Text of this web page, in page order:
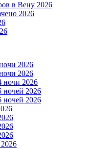
в Вену 2026
2026
2026
2026
ночи 2026
ночей 2026
ночей 2026